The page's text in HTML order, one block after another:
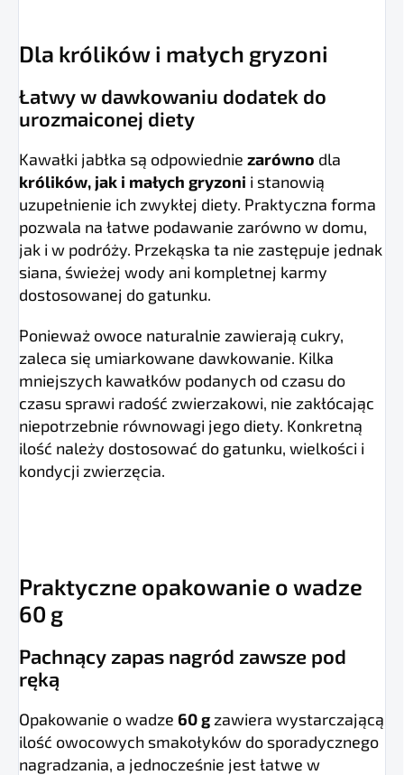
Dla królików i małych gryzoni
Łatwy w dawkowaniu dodatek do
urozmaiconej diety
Kawałki jabłka są odpowiednie zarówno dla
królików, jak i małych gryzoni i stanowią
uzupełnienie ich zwykłej diety. Praktyczna forma
pozwala na łatwe podawanie zarówno w domu,
jak i w podróży. Przekąska ta nie zastępuje jednak
siana, świeżej wody ani kompletnej karmy
dostosowanej do gatunku.
Ponieważ owoce naturalnie zawierają cukry,
zaleca się umiarkowane dawkowanie. Kilka
mniejszych kawałków podanych od czasu do
czasu sprawi radość zwierzakowi, nie zakłócając
niepotrzebnie równowagi jego diety. Konkretną
ilość należy dostosować do gatunku, wielkości i
kondycji zwierzęcia.
Praktyczne opakowanie o wadze
60 g
Pachnący zapas nagród zawsze pod
ręką
Opakowanie o wadze 60 gzawiera wystarczającą
ilość owocowych smakołyków do sporadycznego
nagradzania, a jednocześnie jest łatwe w